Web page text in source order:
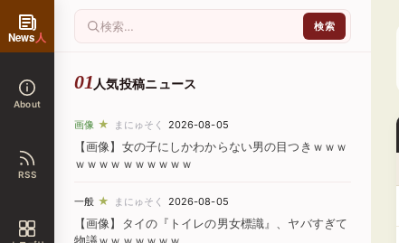
News人
About
RSS
人気投稿ニュース
画像 ★ まにゅそく 2026-08-05
【画像】女の子にしかわからない男の目つきｗｗｗ
ｗｗｗｗｗｗｗｗｗｗ
一般 ★ まにゅそく 2026-08-05
【画像】タイの『トイレの男女標識』、ヤバすぎて